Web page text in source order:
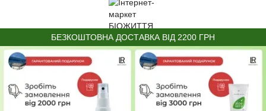
БЕЗКОШТОВНА ДОСТАВКА ВІД 2200 ГРН